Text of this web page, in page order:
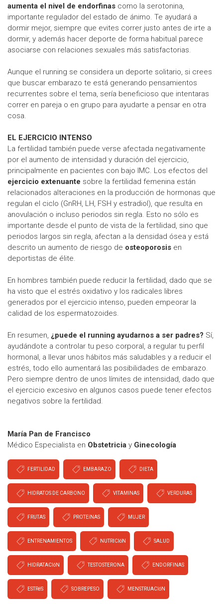
aumenta el nivel de endorfinas como la serotonina,
importante regulador del estado de ánimo. Te ayudará a
dormir mejor, siempre que evites correr justo antes de irte a
dormir, y además hacer deporte de forma habitual parece
asociarse con relaciones sexuales más satisfactorias.
Aunque el running se considera un deporte solitario, si crees
que buscar embarazo te está generando pensamientos
recurrentes sobre el tema, sería beneficioso que intentaras
correr en pareja o en grupo para ayudarte a pensar en otra
cosa.
EL EJERCICIO INTENSO
La fertilidad también puede verse afectada negativamente
por el aumento de intensidad y duración del ejercicio,
principalmente en pacientes con bajo IMC. Los efectos del
ejercicio extenuante sobre la fertilidad femenina están
relacionados alteraciones en la producción de hormonas que
regulan el ciclo (GnRH, LH, FSH y estradiol), que resulta en
anovulación o incluso periodos sin regla. Esto no sólo es
importante desde el punto de vista de la fertilidad, sino que
periodos largos sin regla, afectan a la densidad ósea y está
descrito un aumento de riesgo de osteoporosis en
deportistas de élite.
En hombres también puede reducir la fertilidad, dado que se
ha visto que el estrés oxidativo y los radicales libres
generados por el ejercicio intenso, pueden empeorar la
calidad de los espermatozoides.
En resumen, ¿puede el running ayudarnos a ser padres? Sí,
ayudándote a controlar tu peso corporal, a regular tu perfil
hormonal, a llevar unos hábitos más saludables y a reducir el
estrés, todo ello aumentará las posibilidades de embarazo.
Pero siempre dentro de unos límites de intensidad, dado que
el ejercicio excesivo en algunos casos puede tener efectos
negativos sobre la fertilidad.
María Pan de Francisco
Médico Especialista en Obstetricia y Ginecología
FERTILIDAD EMBARAZO DIETA
HIDRATOS DE CARBONO VITAMINAS VERDURAS
FRUTAS PROTEíNAS MUJER
ENTRENAMIENTOS NUTRICIóN SALUD
HIDRATACIóN TESTOSTERONA ENDORFINAS
ESTRéS SOBREPESO MENSTRUACIóN